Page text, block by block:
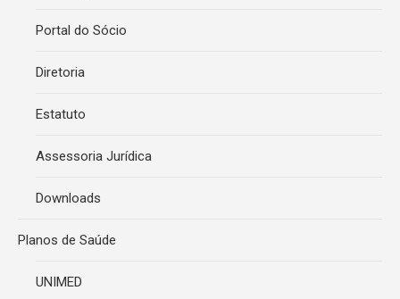
Portal do Sócio
Diretoria
Estatuto
Assessoria Jurídica
Downloads
Planos de Saúde
UNIMED